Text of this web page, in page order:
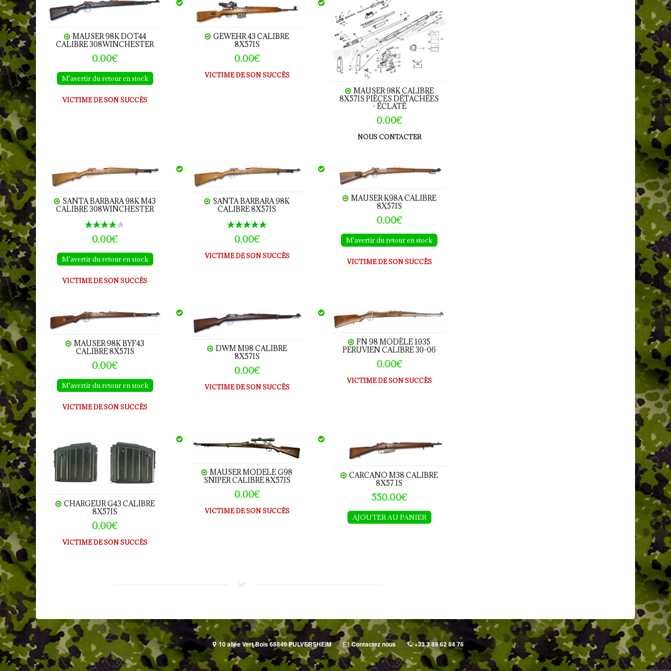
Pièces détachées
MAUSER 98K dot44 calibre 308Winchester
MAUSER 98K DOT44
CALIBRE 308WINCHESTER
0.00€
M'avertir du retour en stock
VICTIME DE SON SUCCÈS
GEWEHR 43 calibre 8x57IS
GEWEHR 43 CALIBRE
8X57IS
0.00€
VICTIME DE SON SUCCÈS
MAUSER 98K calibre 8x57IS Pièces détachées - éclaté
MAUSER 98K CALIBRE
8X57IS PIÈCES DÉTACHÉES
- ÉCLATÉ
0.00€
NOUS CONTACTER
SANTA BARBARA 98K M43 calibre 308Winchester
SANTA BARBARA 98K M43
CALIBRE 308WINCHESTER
0.00€
M'avertir du retour en stock
VICTIME DE SON SUCCÈS
SANTA BARBARA 98K calibre 8x57IS
SANTA BARBARA 98K
CALIBRE 8X57IS
0.00€
VICTIME DE SON SUCCÈS
MAUSER K98A calibre 8x57IS
MAUSER K98A CALIBRE
8X57IS
0.00€
M'avertir du retour en stock
VICTIME DE SON SUCCÈS
MAUSER 98K byf43 calibre 8x57is
MAUSER 98K BYF43
CALIBRE 8X57IS
0.00€
M'avertir du retour en stock
VICTIME DE SON SUCCÈS
DWM M98 calibre 8x57IS
DWM M98 CALIBRE
8X57IS
0.00€
VICTIME DE SON SUCCÈS
FN 98 Modèle 1935 Peruvien calibre 30-06
FN 98 MODÈLE 1935
PERUVIEN CALIBRE 30-06
0.00€
VICTIME DE SON SUCCÈS
CHARGEUR G43 CALIBRE
8X57IS
0.00€
VICTIME DE SON SUCCÈS
MAUSER MODELE G98 SNIPER CALIBRE 8x57IS
MAUSER MODELE G98
SNIPER CALIBRE 8X57IS
0.00€
VICTIME DE SON SUCCÈS
CARCANO M38 CALIBRE
8X57 IS
550.00€
AJOUTER AU PANIER
10 allée Vert Bois 68840 PULVERSHEIM Contactez nous +33 3 89 62 84 76